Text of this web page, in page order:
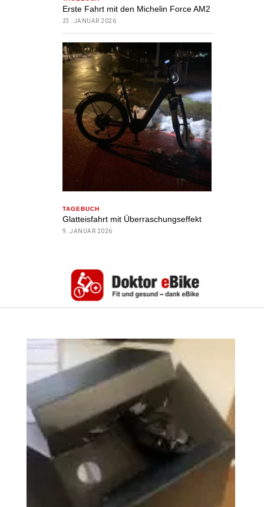
Erste Fahrt mit den Michelin Force AM2
23. JANUAR 2026
TAGEBUCH
Glatteisfahrt mit Überraschungseffekt
9. JANUAR 2026